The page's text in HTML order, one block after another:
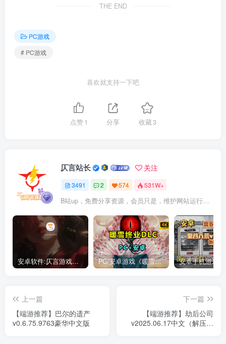
THE END
PC游戏
# PC游戏
喜欢就支持一下吧
点赞1 分享 收藏3
仄言站长 关注
3491 2 574 531W+
B站up，免费分享资源，会员只是，维护网站运行，会员权利为可以支持本地下载，更多内容，敬请期待！
安卓软件:仄言游戏库4.0APP全新上架了！没有下的赶紧下载呀！ PC/安卓游戏《暖雪最新v3.1.0.1》终业DLC整合版！
上一篇
【端游推荐】巴尔的遗产
v0.6.75.9763豪华中文版
下一篇
【端游推荐】劫后公司
v2025.06.17中文（解压即